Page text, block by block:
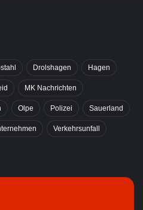
Drolshagen Hagen
MK Nachrichten
Olpe Polizei Sauerland
Verkehrsunfall